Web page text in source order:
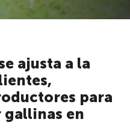
ajusta a la
para
gallinas en